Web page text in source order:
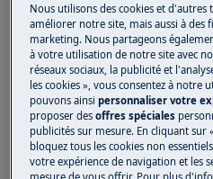
Nous utilisons des cookies et
améliorer notre site, mais aussi à des
marketing. Nous partageons
à votre utilisation de notre site avec
réseaux sociaux, la publicité et
les cookies », vous consentez à notre
pouvons ainsipersonnaliser votre
proposer desoffres spéciales
publicités sur mesure. En cliquant sur
bloquez tous les cookies non
votre expérience de navigation et les